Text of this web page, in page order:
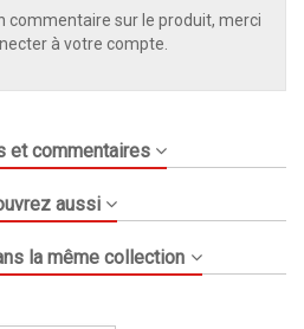
commentaire sur le produit, merci
à votre compte.
et commentaires
aussi
la même collection